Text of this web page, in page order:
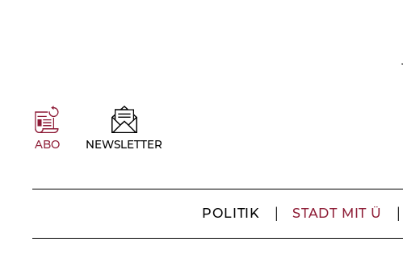
ABO NEWSLETTER
POLITIK STADT MIT Ü